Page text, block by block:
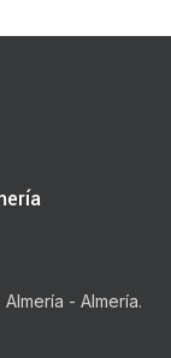
- Almería.